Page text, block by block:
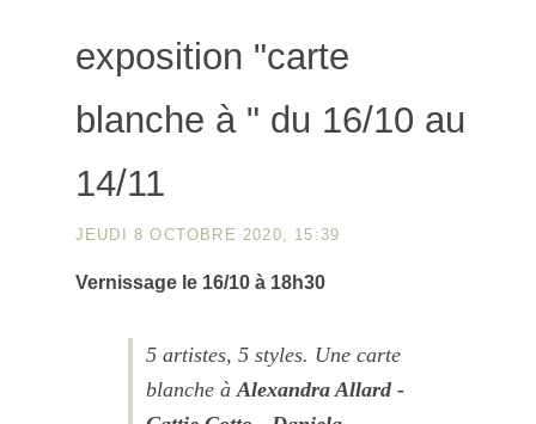
exposition "carte
blanche à " du 16/10 au
14/11
JEUDI 8 OCTOBRE 2020, 15:39
Vernissage le 16/10 à 18h30
5 artistes, 5 styles. Une carte
blanche àAlexandra Allard -